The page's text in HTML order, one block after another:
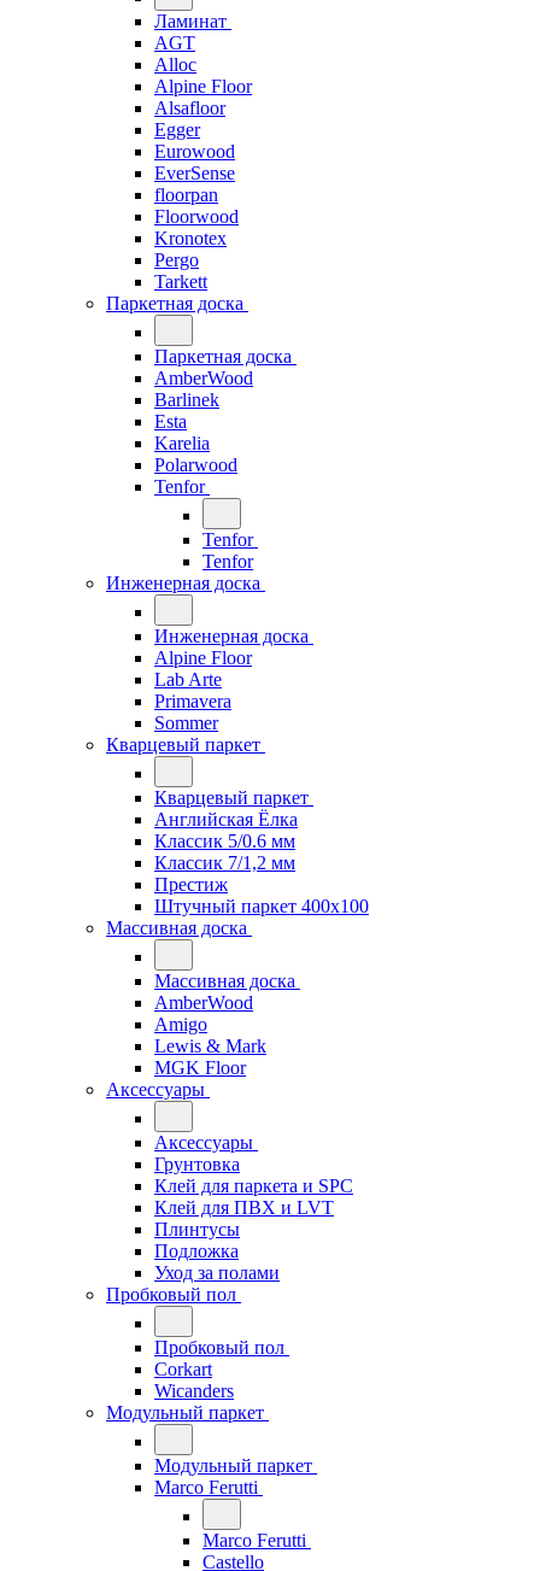
Ламинат
AGT
Alloc
Alpine Floor
Alsafloor
Egger
Eurowood
EverSense
floorpan
Floorwood
Kronotex
Pergo
Tarkett
Паркетная доска
Паркетная доска
AmberWood
Barlinek
Esta
Karelia
Polarwood
Tenfor
Tenfor
Tenfor
Инженерная доска
Инженерная доска
Alpine Floor
Lab Arte
Primavera
Sommer
Кварцевый паркет
Кварцевый паркет
Английская Ёлка
Классик 5/0.6 мм
Классик 7/1,2 мм
Престиж
Штучный паркет 400x100
Массивная доска
Массивная доска
AmberWood
Amigo
Lewis & Mark
MGK Floor
Аксессуары
Аксессуары
Грунтовка
Клей для паркета и SPC
Клей для ПВХ и LVT
Плинтусы
Подложка
Уход за полами
Пробковый пол
Пробковый пол
Corkart
Wicanders
Модульный паркет
Модульный паркет
Marco Ferutti
Marco Ferutti
Castello